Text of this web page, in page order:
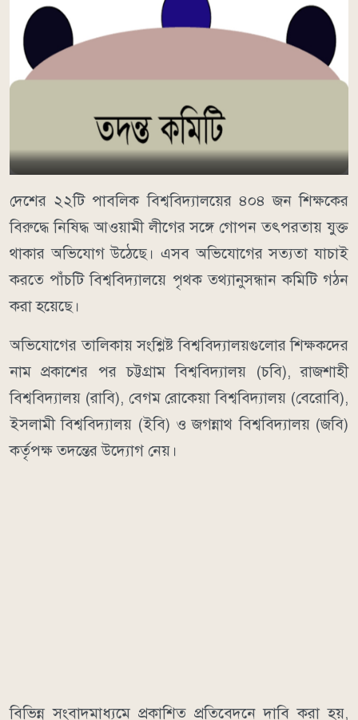
দেশের ২২টি পাবলিক বিশ্ববিদ্যালয়ের ৪০৪ জন শিক্ষকের
বিরুদ্ধে নিষিদ্ধ আওয়ামী লীগের সঙ্গে গোপন তৎপরতায় যুক্ত
থাকার অভিযোগ উঠেছে। এসব অভিযোগের সত্যতা যাচাই
করতে পাঁচটি বিশ্ববিদ্যালয়ে পৃথক তথ্যানুসন্ধান কমিটি গঠন
করা হয়েছে।
অভিযোগের তালিকায় সংশ্লিষ্ট বিশ্ববিদ্যালয়গুলোর শিক্ষকদের
নাম প্রকাশের পর চট্টগ্রাম বিশ্ববিদ্যালয় (চবি), রাজশাহী
বিশ্ববিদ্যালয় (রাবি), বেগম রোকেয়া বিশ্ববিদ্যালয় (বেরোবি),
ইসলামী বিশ্ববিদ্যালয় (ইবি) ও জগন্নাথ বিশ্ববিদ্যালয় (জবি)
কর্তৃপক্ষ তদন্তের উদ্যোগ নেয়।
বিভিন্ন সংবাদমাধ্যমে প্রকাশিত প্রতিবেদনে দাবি করা হয়,